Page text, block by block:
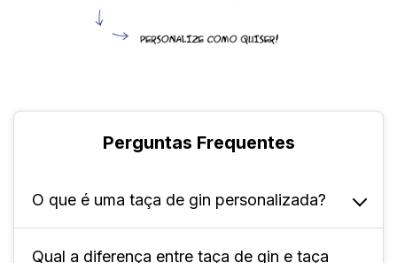
Perguntas Frequentes
O que é uma taça de gin personalizada?
A taça de gin personalizada é um copo
Qual a diferença entre taça de gin e taça